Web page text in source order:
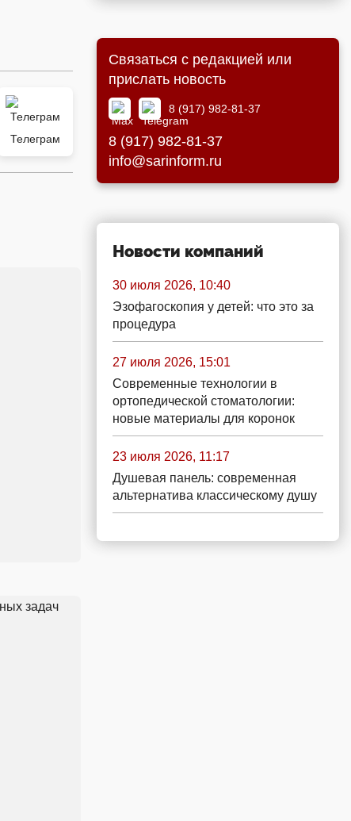
Телеграм
Связаться с редакцией или
прислать новость
8 (917) 982-81-37
8 (917) 982-81-37
info@sarinform.ru
Новости компаний
30 июля 2026, 10:40
Эзофагоскопия у детей: что это за
процедура
27 июля 2026, 15:01
Современные технологии в
ортопедической стоматологии:
новые материалы для коронок
23 июля 2026, 11:17
Душевая панель: современная
альтернатива классическому душу